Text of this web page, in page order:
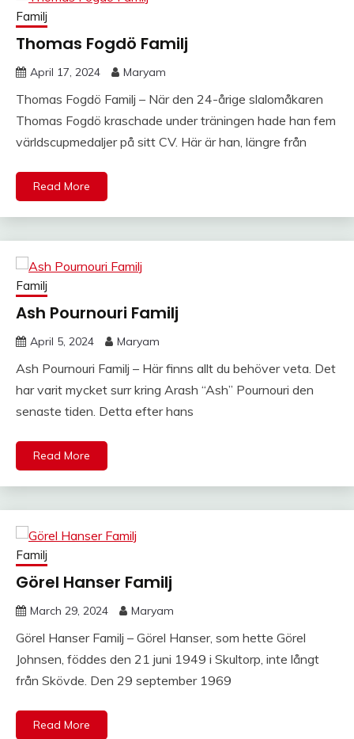
Familj
Thomas Fogdö Familj
April 17, 2024 Maryam
Thomas Fogdö Familj – När den 24-årige slalomåkaren
Thomas Fogdö kraschade under träningen hade han fem
världscupmedaljer på sitt CV. Här är han, längre från
Read More
Familj
Ash Pournouri Familj
April 5, 2024 Maryam
Ash Pournouri Familj – Här finns allt du behöver veta. Det
har varit mycket surr kring Arash “Ash” Pournouri den
senaste tiden. Detta efter hans
Read More
Familj
Görel Hanser Familj
March 29, 2024 Maryam
Görel Hanser Familj – Görel Hanser, som hette Görel
Johnsen, föddes den 21 juni 1949 i Skultorp, inte långt
från Skövde. Den 29 september 1969
Read More